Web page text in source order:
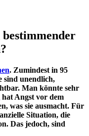
. Zumindest in 95
sind unendlich,
Man könnte sehr
hat Angst vor dem
was sie ausmacht. Für
Situation, die
Das jedoch, sind